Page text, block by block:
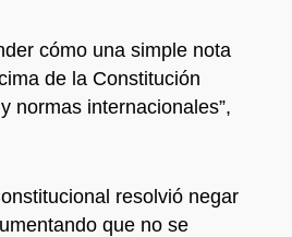
cómo una simple nota
de la Constitución
normas internacionales”,
resolvió negar
que no se